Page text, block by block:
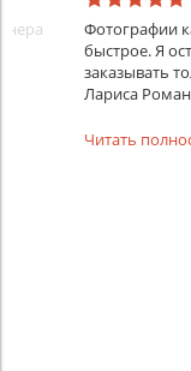
Фотографии
быстрое. Я
заказывать
Лариса
Читать